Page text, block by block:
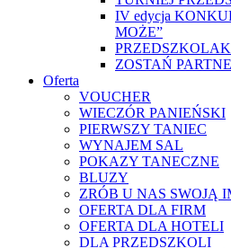
IV edycja
MOŻE”
ZOSTAŃ
Oferta
VOUCHER
WIECZÓR PANIEŃSKI
PIERWSZY TANIEC
WYNAJEM SAL
POKAZY TANECZNE
BLUZY
ZRÓB U NAS SWOJĄ
OFERTA DLA FIRM
OFERTA DLA HOTELI
DLA PRZEDSZKOLI